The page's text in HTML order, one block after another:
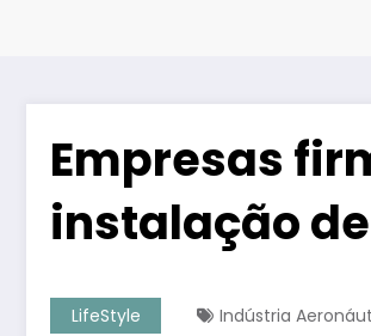
Empresas
instalação
LifeStyle Indústria